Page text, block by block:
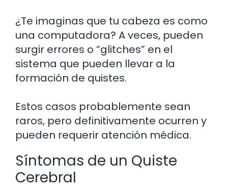
¿Te imaginas que tu cabeza es como
una computadora? A veces, pueden
surgir errores o “glitches” en el
sistema que pueden llevar a la
formación de quistes.
Estos casos probablemente sean
raros, pero definitivamente ocurren y
pueden requerir atención médica.
Síntomas de un Quiste
Cerebral